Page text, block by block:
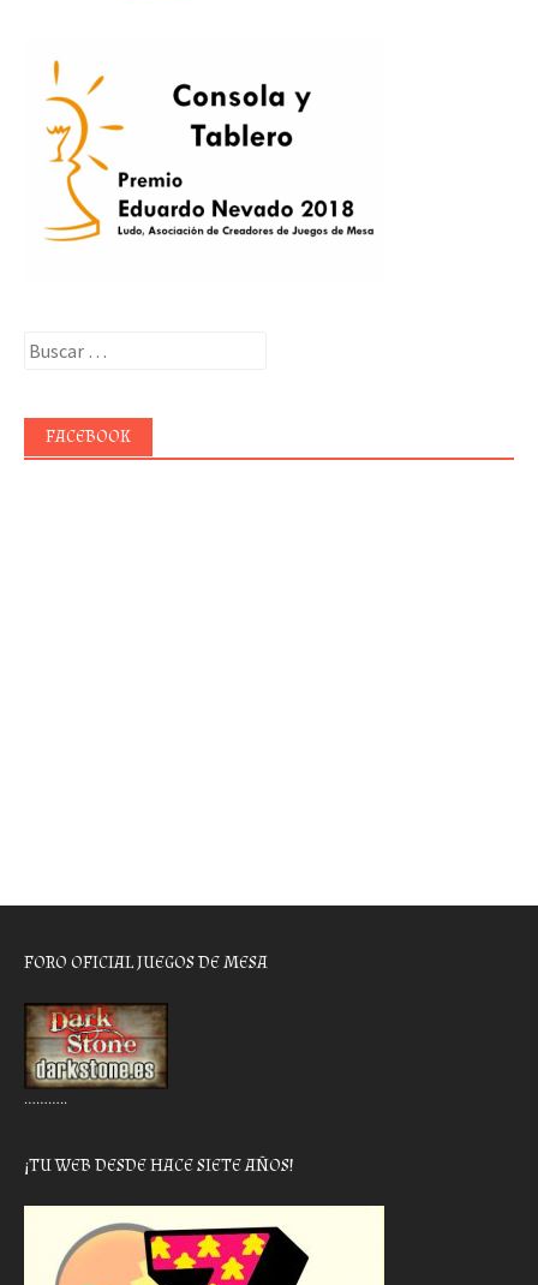
Buscar:
FACEBOOK
FORO OFICIAL JUEGOS DE MESA
………..
¡TU WEB DESDE HACE SIETE AÑOS!